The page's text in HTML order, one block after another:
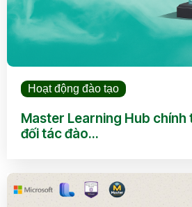
Hoạt động đào tạo
Master Learning Hub chính
đối tác đào...